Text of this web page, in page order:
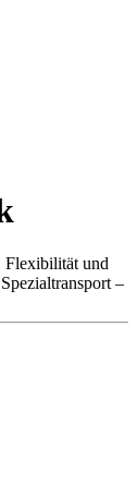
Flexibilität und
–